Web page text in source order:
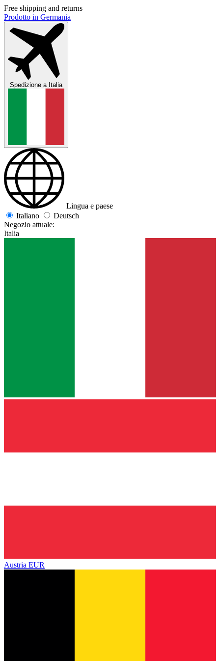
Free shipping and returns
Prodotto in Germania
Spedizione aItalia
Lingua e paese
Italiano
Deutsch
Negozio attuale:
Italia
Austria EUR